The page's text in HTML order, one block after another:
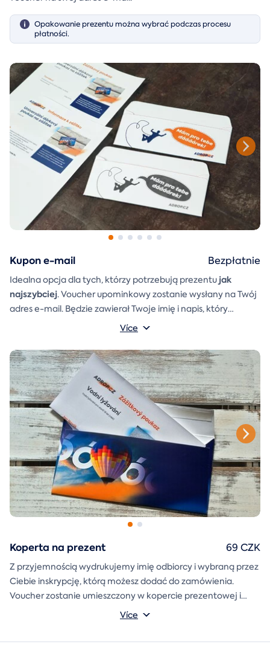
Opakowanie prezentu można wybrać podczas procesu
płatności.
Kupon e-mail
Idealna opcja dla tych, którzy potrzebują prezentu jak
najszybciej. Voucher upominkowy zostanie wysłany na Twój
adres e-mail. Będzie zawierał Twoje imię i napis, który
koperta prezentowa
dołączona do wiadomości e-mail.
Více
Bezpłatnie
Koperta na prezent
Z przyjemnością wydrukujemy imię odbiorcy i wybraną przez
Ciebie inskrypcję, którą możesz dodać do zamówienia.
Voucher zostanie umieszczony w kopercie prezentowej i
wysłany bezpośrednio do Ciebie.
Více
69 CZK